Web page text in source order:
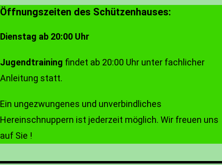
Öffnungszeiten des Schützenhauses:
Dienstag ab 20:00 Uhr
Jugendtraining findet ab 20:00 Uhr unter fachlicher
Anleitung statt.
Ein ungezwungenes und unverbindliches
Hereinschnuppern ist jederzeit möglich. Wir freuen uns
auf Sie !